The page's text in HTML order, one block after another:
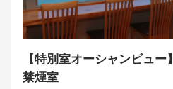
\\\全10品 北浦の海と宮崎の恵みを
一皿の料理は、旅の記憶になる。
私たちは、旅の記憶に残るのは、
ないと思っています。
「誰と、どんな場所で食事の時間を
【特別室オーシャンビュ
禁煙室